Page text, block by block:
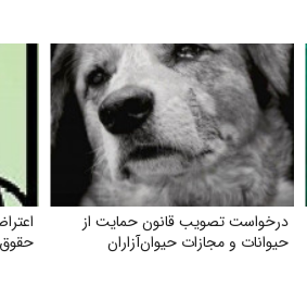
درخواست تصویب قانون حمایت از
حیوانات و مجازات حیوان‌آزاران